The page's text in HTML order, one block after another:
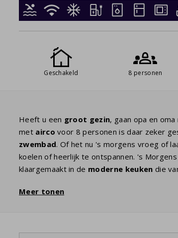
Geschakeld 8 personen
Heeft u een groot gezin, gaan opa en
met airco voor 8 personen is daar zeker
zwembad. Of het nu 's morgens vroeg of
koelen of heerlijk te ontspannen. 's
klaargemaakt in de moderne keuken die
metCanal Digital
badkamermet bad, douche en wastafel.
Meer tonen